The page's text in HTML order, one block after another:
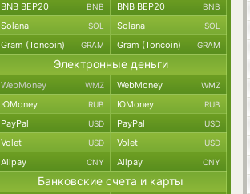
BNB BEP20 BNB BNB BEP20 BNB
Solana SOL Solana SOL
Gram (Toncoin) GRAM Gram (Toncoin) GRAM
Электронные деньги
WebMoney WMZ WebMoney WMZ
ЮMoney RUB ЮMoney RUB
PayPal USD PayPal USD
Volet USD Volet USD
Alipay CNY Alipay CNY
Банковские счета и карты